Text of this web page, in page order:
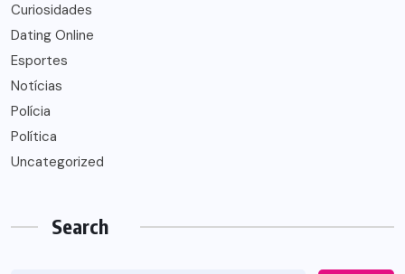
Curiosidades
Dating Online
Esportes
Notícias
Polícia
Política
Uncategorized
Search